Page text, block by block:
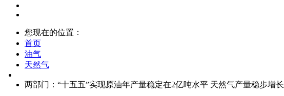
您现在的位置：
首页
油气
天然气
两部门：“十五五”实现原油年产量稳定在2亿吨水平 天然气产量稳步增长